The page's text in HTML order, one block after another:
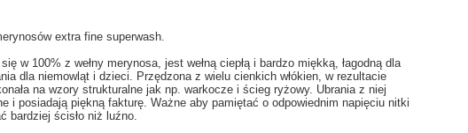
extra fine superwash.
w 100% z wełny merynosa, jest wełną ciepłą i bardzo miękką, łagodną dla
dla niemowląt i dzieci. Przędzona z wielu cienkich włókien, w rezultacie
na wzory strukturalne jak np. warkocze i ścieg ryżowy. Ubrania z niej
i posiadają piękną fakturę. Ważne aby pamiętać o odpowiednim napięciu nitki
bardziej ścisło niż luźno.